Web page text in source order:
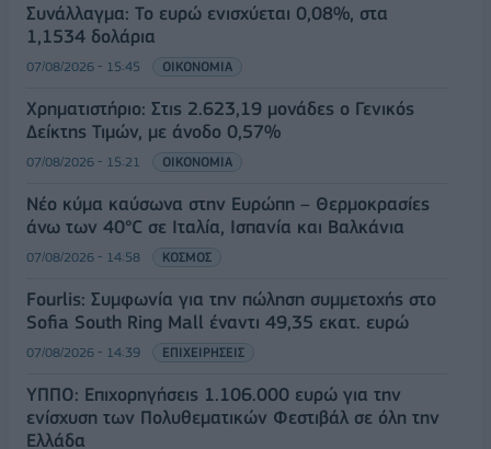
Συνάλλαγμα: Το ευρώ ενισχύεται 0,08%, στα
1,1534 δολάρια
07/08/2026 - 15:45 ΟΙΚΟΝΟΜΙΑ
Χρηματιστήριο: Στις 2.623,19 μονάδες ο Γενικός
Δείκτης Τιμών, με άνοδο 0,57%
07/08/2026 - 15:21 ΟΙΚΟΝΟΜΙΑ
Νέο κύμα καύσωνα στην Ευρώπη – Θερμοκρασίες
άνω των 40°C σε Ιταλία, Ισπανία και Βαλκάνια
07/08/2026 - 14:58 ΚΟΣΜΟΣ
Fourlis: Συμφωνία για την πώληση συμμετοχής στο
Sofia South Ring Mall έναντι 49,35 εκατ. ευρώ
07/08/2026 - 14:39 ΕΠΙΧΕΙΡΗΣΕΙΣ
ΥΠΠΟ: Επιχορηγήσεις 1.106.000 ευρώ για την
ενίσχυση των Πολυθεματικών Φεστιβάλ σε όλη την
Ελλάδα